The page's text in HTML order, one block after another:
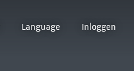
Language Inloggen